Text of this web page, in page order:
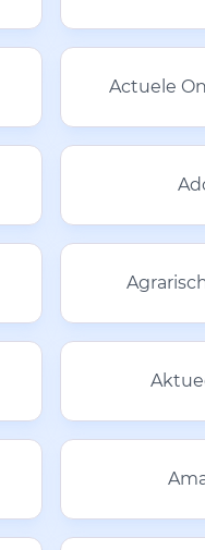
Actuele